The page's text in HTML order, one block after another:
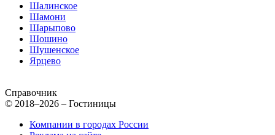
Шалинское
Шамони
Шарыпово
Шошино
Шушенское
Ярцево
Справочник
© 2018–2026 – Гостиницы
Компании в городах России